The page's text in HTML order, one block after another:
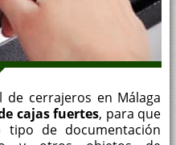
cerrajeros en Málaga
cajas fuertes, para que
de documentación